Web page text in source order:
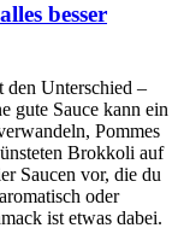
besser
den Unterschied –
gute Sauce kann ein
Pommes
Brokkoli auf
Saucen vor, die du
oder
ist etwas dabei.